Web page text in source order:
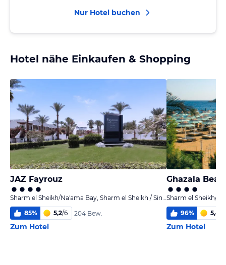
Nur Hotel buchen
Hotel nähe Einkaufen & Shopping
JAZ Fayrouz
Sharm el Sheikh/Na'ama Bay, Sharm el Sheikh / Sinai
85% 5,2/6 204 Bew.
Zum Hotel
Ghazala
96% 5,4
Zum Hotel